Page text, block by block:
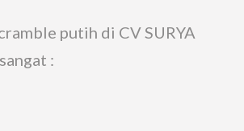
putih di CV SURYA
: